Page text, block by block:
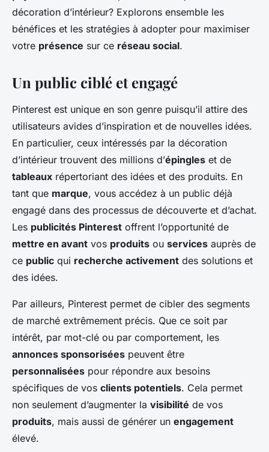
décoration d’intérieur? Explorons ensemble les
bénéfices et les stratégies à adopter pour maximiser
votre présence sur ce réseau social.
Un public ciblé et engagé
Pinterest est unique en son genre puisqu’il attire des
utilisateurs avides d’inspiration et de nouvelles idées.
En particulier, ceux intéressés par la décoration
d’intérieur trouvent des millions d’épingles et de
tableaux répertoriant des idées et des produits. En
tant que marque, vous accédez à un public déjà
engagé dans des processus de découverte et d’achat.
Les publicités Pinterest offrent l’opportunité de
mettre en avant vos produits ou services auprès de
ce public qui recherche activement des solutions et
des idées.
Par ailleurs, Pinterest permet de cibler des segments
de marché extrêmement précis. Que ce soit par
intérêt, par mot-clé ou par comportement, les
annonces sponsorisées peuvent être
personnalisées pour répondre aux besoins
spécifiques de vos clients potentiels. Cela permet
non seulement d’augmenter la visibilité de vos
produits, mais aussi de générer un engagement
élevé.